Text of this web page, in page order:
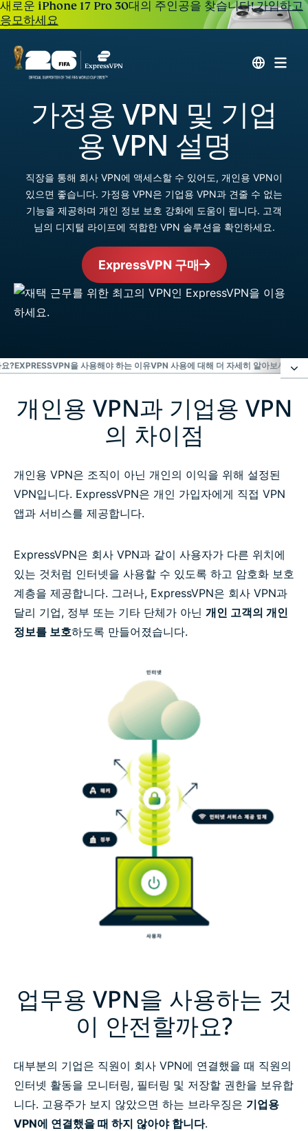
새로운 iPhone 17 Pro 30대의 주인공을 찾습니다!가입하고
응모하세요
가정용 VPN 및 기업
용 VPN 설명
직장을 통해 회사 VPN에 액세스할 수 있어도, 개인용 VPN이
있으면 좋습니다. 가정용 VPN은 기업용 VPN과 견줄 수 없는
기능을 제공하며 개인 정보 보호 강화에 도움이 됩니다. 고객
님의 디지털 라이프에 적합한 VPN 솔루션을 확인하세요.
ExpressVPN 구매
?EXPRESSVPN을 사용해야 하는 이유VPN 사용에 대해 더 자세히 알아보세요위
개인용 VPN과 기업용 VPN의 차이점
업무용 VPN을 사용하는 것이 안전할까요?
ExpressVPN을 사용해야 하는 이유
위험 부담 없이 가정용 VPN 솔루션으로 ExpressVPN
을 이용해보세요
개인용 VPN과 기업용 VPN
의 차이점
개인용 VPN은 조직이 아닌 개인의 이익을 위해 설정된
VPN입니다. ExpressVPN은 개인 가입자에게 직접 VPN
앱과 서비스를 제공합니다.
ExpressVPN은 회사 VPN과 같이 사용자가 다른 위치에
있는 것처럼 인터넷을 사용할 수 있도록 하고 암호화 보호
계층을 제공합니다. 그러나, ExpressVPN은 회사 VPN과
달리 기업, 정부 또는 기타 단체가 아닌 개인 고객의 개인
정보를 보호하도록 만들어졌습니다.
업무용 VPN을 사용하는 것
이 안전할까요?
대부분의 기업은 직원이 회사 VPN에 연결했을 때 직원의
인터넷 활동을 모니터링, 필터링 및 저장할 권한을 보유합
니다. 고용주가 보지 않았으면 하는 브라우징은 기업용
VPN에 연결했을 때 하지 않아야 합니다.